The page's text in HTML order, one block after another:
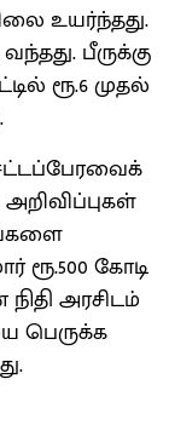
உயர்ந்தது.
பீருக்கு
ரூ.6 முதல்
ரூ.500 கோடி
அரசிடம்
பெருக்க